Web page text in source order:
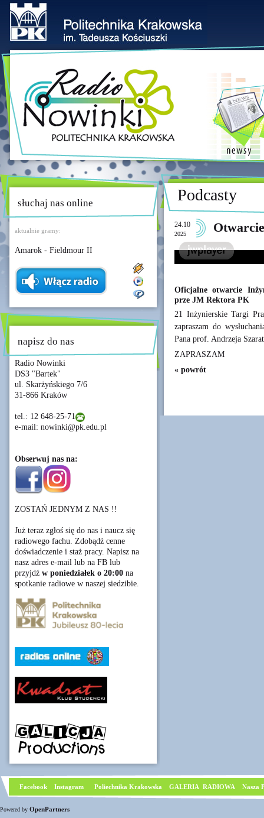
słuchaj nas online
aktualnie gramy:
Amarok - Fieldmour II
napisz do nas
Radio Nowinki
DS3 "Bartek"
ul. Skarżyńskiego 7/6
31-866 Kraków
tel.: 12 648-25-71
e-mail: nowinki@pk.edu.pl
Obserwuj nas na:
ZOSTAŃ JEDNYM Z NAS !!
Już teraz zgłoś się do nas i naucz się
radiowego fachu. Zdobądź cenne
doświadczenie i staż pracy. Napisz na
nasz adres e-mail lub na FB lub
przyjdź w poniedziałek o 20:00 na
spotkanie radiowe w naszej siedzibie.
Podcasty
24.10
2025
Oficjalne otwarcie
prze JM Rektora PK
21 Inżynierskie Targi
zapraszam do
Pana prof. Andrzeja
ZAPRASZAM
« powrót
Facebook Instagram Poliechnika Krakowska GALERIA RADIOWA Nasza
Powered by OpenPartners